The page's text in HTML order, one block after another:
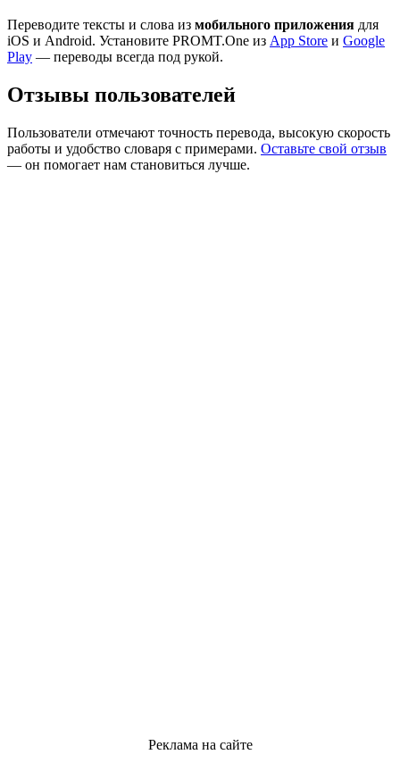
Переводите тексты и слова из мобильного приложения для
iOS и Android. Установите PROMT.One из App Store и Google
Play — переводы всегда под рукой.
Отзывы пользователей
Пользователи отмечают точность перевода, высокую скорость
работы и удобство словаря с примерами. Оставьте свой отзыв
— он помогает нам становиться лучше.
Реклама на сайте